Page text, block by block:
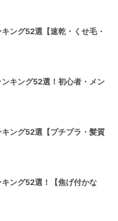
ング52選【速乾・くせ毛・
キング52選！初心者・メン
ング52選【プチプラ・髪質
ング52選！【焦げ付かな